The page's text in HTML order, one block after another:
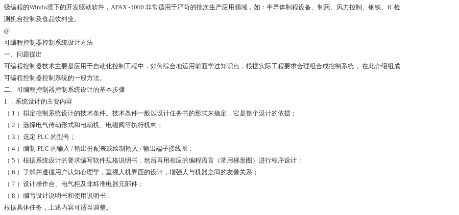
级编程的Windo境下的开发驱动软件，APAX -5000 非常适用于严苛的批次生产应用领域，如：半导体制程设备、制药、风力控制、钢铁、IC检
测机台控制及食品饮料业。
@
可编程控制器控制系统设计方法
一、问题提出
可编程控制器技术主要是应用于自动化控制工程中，如何综合地运用前面学过知识点，根据实际工程要求合理组合成控制系统， 在此介绍组成
可编程控制器控制系统的一般方法。
二、可编程控制器控制系统设计的基本步骤
1 ．系统设计的主要内容
（ 1 ）拟定控制系统设计的技术条件。技术条件一般以设计任务书的形式来确定，它是整个设计的依据；
（ 2 ）选择电气传动形式和电动机、电磁阀等执行机构；
（ 3 ）选定 PLC 的型号；
（ 4 ）编制 PLC 的输入 / 输出分配表或绘制输入 / 输出端子接线图；
（ 5 ）根据系统设计的要求编写软件规格说明书，然后再用相应的编程语言（常用梯形图）进行程序设计；
（ 6 ）了解并遵循用户认知心理学，重视人机界面的设计，增强人与机器之间的友善关系；
（ 7 ）设计操作台、电气柜及非标准电器元部件；
（ 8 ）编写设计说明书和使用说明书；
根据具体任务，上述内容可适当调整。